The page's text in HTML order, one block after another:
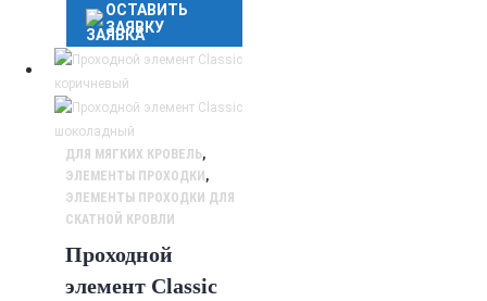
ОСТАВИТЬ
ЗАЯВКУ
ДЛЯ МЯГКИХ КРОВЕЛЬ,
ЭЛЕМЕНТЫ ПРОХОДКИ ,
ЭЛЕМЕНТЫ ПРОХОДКИ ДЛЯ
СКАТНОЙ КРОВЛИ
Проходной
элемент Classic